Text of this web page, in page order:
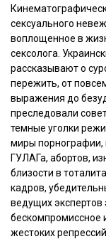
сексуального
воплощенное в
сексолога.
рассказывают о
пережить, от
выражения до
преследовали
темные уголки
миры порнографии,
ГУЛАГа, абортов,
близости в
кадров,
ведущих
бескомпромиссное
жестоких